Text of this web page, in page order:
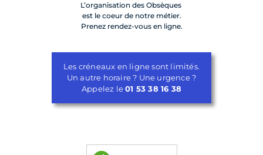
L’organisation des Obsèques
est le coeur de notre métier.
Prenez rendez-vous en ligne.
Les créneaux en ligne sont limités.
Un autre horaire ? Une urgence ?
Appelez le01 53 38 16 38